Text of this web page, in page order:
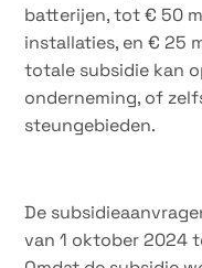
batterijen, tot € 50
installaties, en € 25
totale subsidie kan
onderneming, of
steungebieden.
De
van 1 oktober 2024